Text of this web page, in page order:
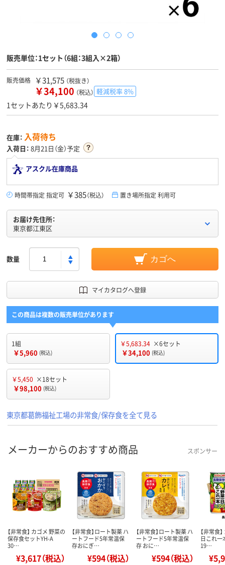
販売単位：1セット（6組：3組入×2箱）
販売価格 ￥31,575 （税抜き）
￥34,100 （税込） 軽減税率 8%
1セットあたり￥5,683.34
在庫： 入荷待ち
入荷日： 8月21日（金）予定
アスクル在庫商品
時間帯指定 指定可 ￥385（税込） 置き場所指定 利用可
お届け先住所：
東京都江東区
数量 カゴへ
マイカタログへ登録
この商品は複数の販売単位があります
1組
￥5,960 (税込)
￥5,683.34 ×6セット
￥34,100 (税込)
￥5,450 ×18セット
￥98,100 (税込)
東京都葛飾福祉工場の非常食/保存食を全て見る
メーカーからのおすすめ商品 スポンサー
【非常食】 カゴメ 野菜の
保存食セットYH-A
30…
¥3,617（税込）
【非常食】ロート製薬 ハ
ートフード5年常温保
存おにぎ…
¥594（税込）
【非常食】ロート製薬 ハ
ートフード5年常温保
存 おに…
¥594（税込）
【非常食
日これ一
19…